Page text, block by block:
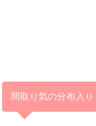
間取り気の分布入り